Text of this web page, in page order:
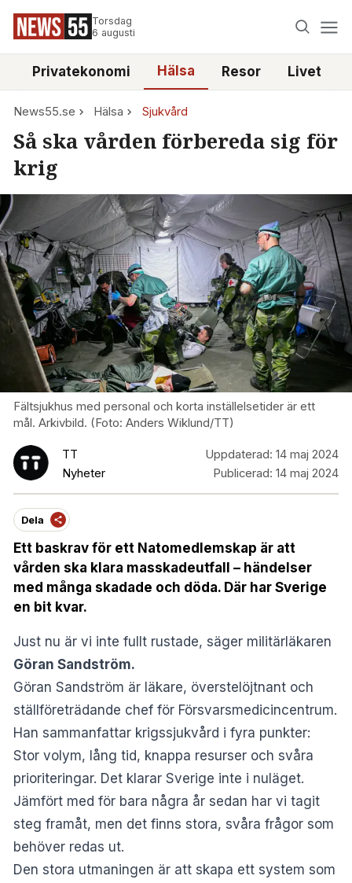
Torsdag
6 augusti
Privatekonomi Hälsa Resor Livet
News55.se Hälsa Sjukvård
Så ska vården förbereda sig för
krig
Fältsjukhus med personal och korta inställelsetider är ett
mål. Arkivbild. (Foto: Anders Wiklund/TT)
TT
Nyheter
Uppdaterad: 14 maj 2024
Publicerad: 14 maj 2024
Dela
Ett baskrav för ett Natomedlemskap är att
vården ska klara masskadeutfall – händelser
med många skadade och döda. Där har Sverige
en bit kvar.
Just nu är vi inte fullt rustade, säger militärläkaren
Göran Sandström.
Göran Sandström är läkare, överstelöjtnant och
ställföreträdande chef för Försvarsmedicincentrum.
Han sammanfattar krigssjukvård i fyra punkter:
Stor volym, lång tid, knappa resurser och svåra
prioriteringar. Det klarar Sverige inte i nuläget.
Jämfört med för bara några år sedan har vi tagit
steg framåt, men det finns stora, svåra frågor som
behöver redas ut.
Den stora utmaningen är att skapa ett system som